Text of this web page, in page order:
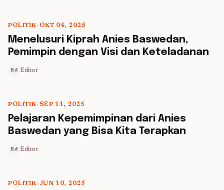
5 min read
POLITIK• OKT 04, 2025
Menelusuri Kiprah Anies Baswedan,
Pemimpin dengan Visi dan Keteladanan
Ed Editor
5 min read
POLITIK• SEP 11, 2025
Pelajaran Kepemimpinan dari Anies
Baswedan yang Bisa Kita Terapkan
Ed Editor
POLITIK• JUN 10, 2025